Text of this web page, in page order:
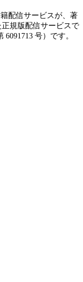
配信サービスが、著
規版配信サービスで
号）です。